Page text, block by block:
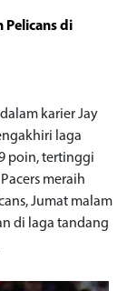
Pelicans di
karier Jay
laga
poin, tertinggi
meraih
Jumat malam
di laga tandang